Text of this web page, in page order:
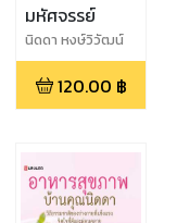
มหัศจรรย์
นิดดา หงษ์วิวัฒน์
120.00 ฿